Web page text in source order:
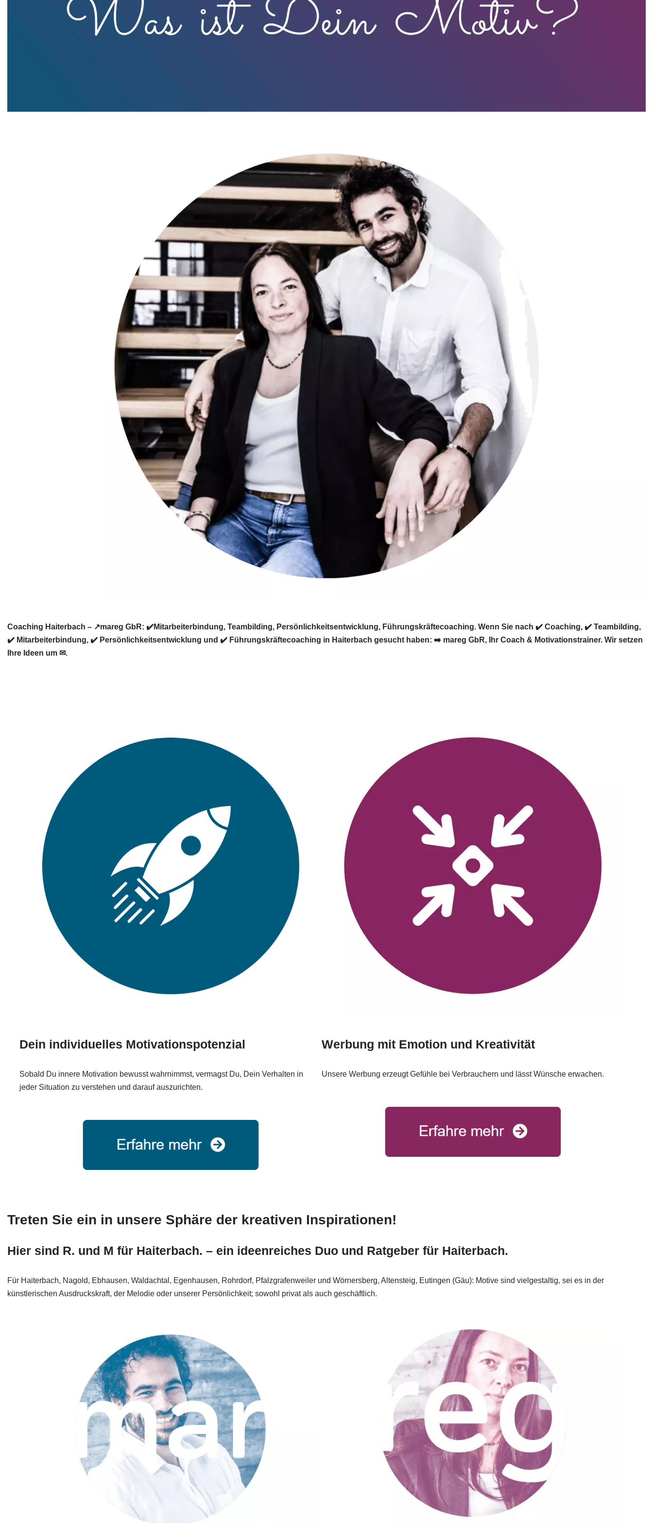
Coaching Haiterbach – ↗️mareg GbR: ✔️Mitarbeiterbindung, Teambilding, Persönlichkeitsentwicklung, Führungskräftecoaching. Wenn Sie nach ✔️ Coaching, ✔️ Teambilding,
✔️ Mitarbeiterbindung, ✔️ Persönlichkeitsentwicklung und ✔️ Führungskräftecoaching in Haiterbach gesucht haben: ➡️ mareg GbR, Ihr Coach & Motivationstrainer. Wir setzen
Ihre Ideen um ✉.
Dein individuelles Motivationspotenzial
Sobald Du innere Motivation bewusst wahrnimmst, vermagst Du, Dein Verhalten in
jeder Situation zu verstehen und darauf auszurichten.
Werbung mit Emotion und Kreativität
Unsere Werbung erzeugt Gefühle bei Verbrauchern und lässt Wünsche erwachen.
Treten Sie ein in unsere Sphäre der kreativen Inspirationen!
Hier sind R. und M für Haiterbach. – ein ideenreiches Duo und Ratgeber für Haiterbach.
Für Haiterbach, Nagold, Ebhausen, Waldachtal, Egenhausen, Rohrdorf, Pfalzgrafenweiler und Wörnersberg, Altensteig, Eutingen (Gäu): Motive sind vielgestaltig, sei es in der
künstlerischen Ausdruckskraft, der Melodie oder unserer Persönlichkeit; sowohl privat als auch geschäftlich.